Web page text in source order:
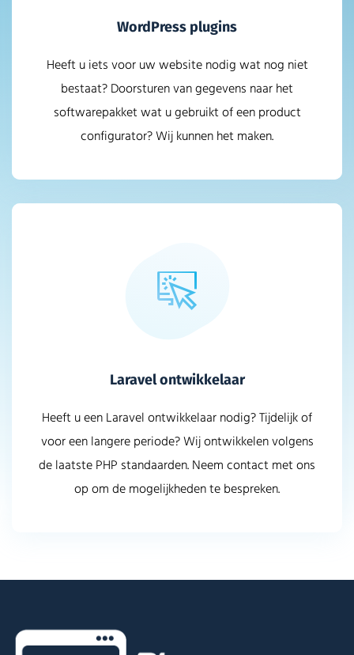
WordPress plugins
Heeft u iets voor uw website nodig wat nog niet
bestaat? Doorsturen van gegevens naar het
softwarepakket wat u gebruikt of een product
configurator? Wij kunnen het maken.
Laravel ontwikkelaar
Heeft u een Laravel ontwikkelaar nodig? Tijdelijk of
voor een langere periode? Wij ontwikkelen volgens
de laatste PHP standaarden. Neem contact met ons
op om de mogelijkheden te bespreken.